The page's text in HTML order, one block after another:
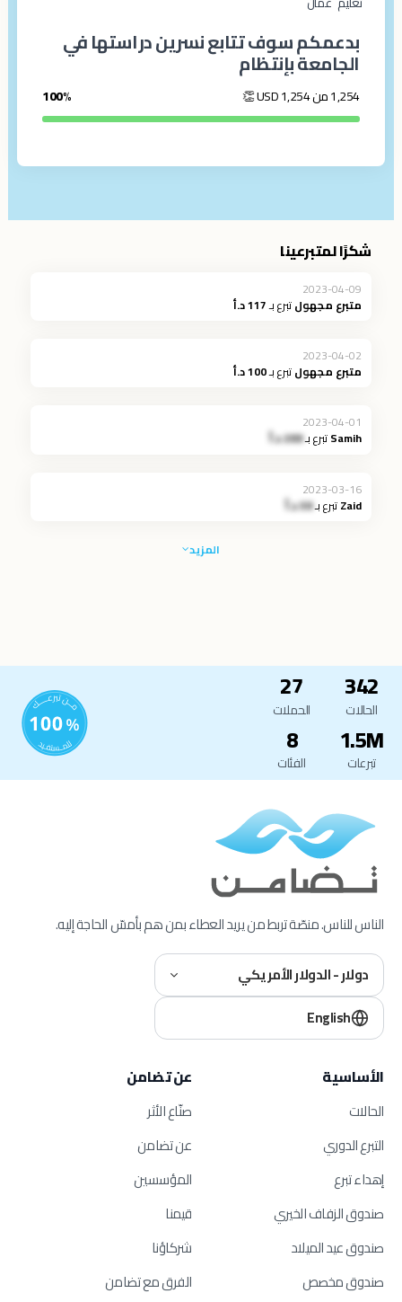
بدعمكم سوف تتابع نسرين دراستها في
الجامعة بإنتظام
1,254 من 1,254 USD
👏
100%
شكرًا لمتبرعينا
2023-04-09
متبرع مجهولتبرع بـ117 د.أ
2023-04-02
متبرع مجهولتبرع بـ100 د.أ
2023-04-01
Samihتبرع بـ200 د.أ
2023-03-16
Zaidتبرع بـ30 د.أ
المزيد
342
الحالات
27
الحملات
1.5M
تبرعات
8
الفئات
الناس للناس. منصّة تربط من يريد العطاء بمن هم بأمسّ الحاجة إليه.
دولار - الدولار الأمريكي
English
الأساسية
الحالات
التبرع الدوري
إهداء تبرع
صندوق الزفاف الخيري
صندوق عيد الميلاد
صندوق مخصص
عن تضامن
صنّاع الأثر
عن تضامن
المؤسسين
قيمنا
شركاؤنا
الفرق مع تضامن